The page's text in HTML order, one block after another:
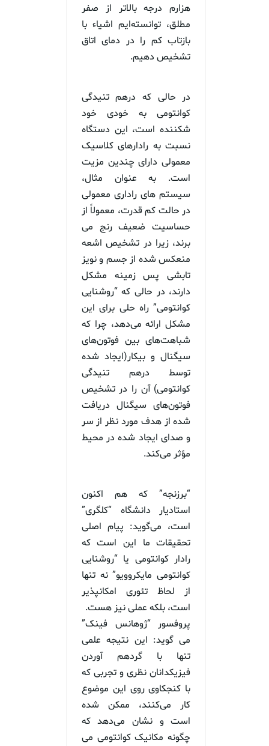
هزارم درجه بالاتر از صفر
مطلق، توانسته‌ایم اشیاء با
بازتاب کم را در دمای اتاق
تشخیص دهیم.
در حالی که درهم تنیدگی
کوانتومی به خودی خود
شکننده است، این دستگاه
نسبت به رادارهای کلاسیک
معمولی دارای چندین مزیت
است. به عنوان مثال،
سیستم های راداری معمولی
در حالت کم قدرت، معمولاً از
حساسیت ضعیف رنج می
برند، زیرا در تشخیص اشعه
منعکس شده از جسم و نویز
تابشی پس زمینه مشکل
دارند، در حالی که “روشنایی
کوانتومی” راه حلی برای این
مشکل ارائه می‌دهد، چرا که
شباهت‌های بین فوتون‌های
سیگنال و بیکار(ایجاد شده
توسط درهم تنیدگی
کوانتومی) آن را در تشخیص
فوتون‌های سیگنال دریافت
شده از هدف مورد نظر از سر
و صدای ایجاد شده در محیط
مؤثر می‌کند.
“برزنجه” که هم اکنون
استادیار دانشگاه “کلگری”
است، می‌گوید: پیام اصلی
تحقیقات ما این است که
رادار کوانتومی یا “روشنایی
کوانتومی مایکروویو” نه تنها
از لحاظ تئوری امکانپذیر
است، بلکه عملی نیز هست.
پروفسور “ژوهانس فینک”
می گوید: این نتیجه علمی
تنها با گردهم آوردن
فیزیکدانان نظری و تجربی که
با کنجکاوی روی این موضوع
کار می‌کنند، ممکن شده
است و نشان می‌دهد که
چگونه مکانیک کوانتومی می